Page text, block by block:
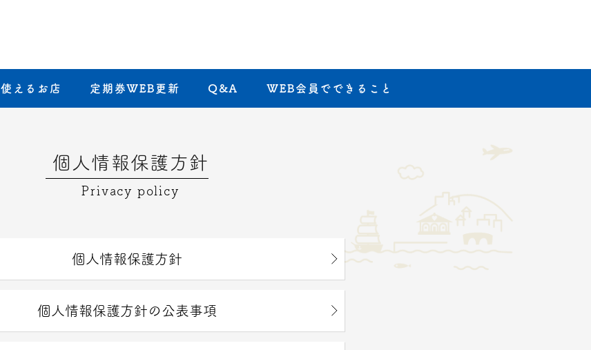
使えるお店 定期券WEB更新 Q&A WEB会員でできること
個人情報保護方針
Privacy policy
個人情報保護方針
個人情報保護方針の公表事項